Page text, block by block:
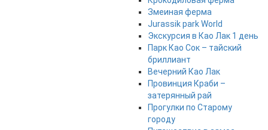
Змеиная ферма
Jurassik park World
Экскурсия в Као Лак 1 день
Парк Као Сок – тайский
бриллиант
Вечерний Као Лак
Провинция Краби –
затерянный рай
Прогулки по Старому
городу